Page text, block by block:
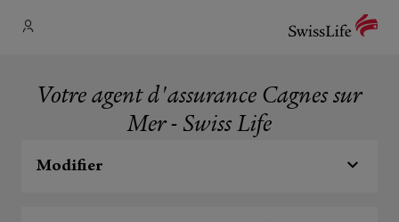
Votre agent d'assurance Cagnes sur
Mer - Swiss Life
Modifier